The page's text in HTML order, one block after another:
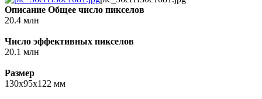
Описание Общее число пикселов
20.4 млн
Число эффективных пикселов
20.1 млн
Размер
130x95x122 мм